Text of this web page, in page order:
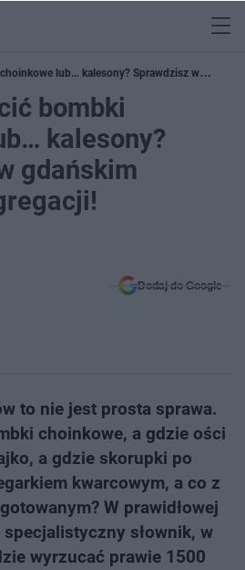
lub… kalesony? Sprawdzisz w
bombki
kalesony?
gdańskim
Dodaj do Google
to nie jest prosta sprawa.
choinkowe, a gdzie ości
a gdzie skorupki po
kwarcowym, a co z
W prawidłowej
słownik, w
wyrzucać prawie 1500